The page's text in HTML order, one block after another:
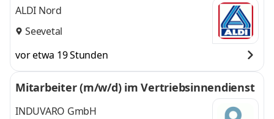
ALDI Nord
Seevetal
vor etwa 19 Stunden
Mitarbeiter (m/w/d) im Vertriebsinnendienst
INDUVARO GmbH